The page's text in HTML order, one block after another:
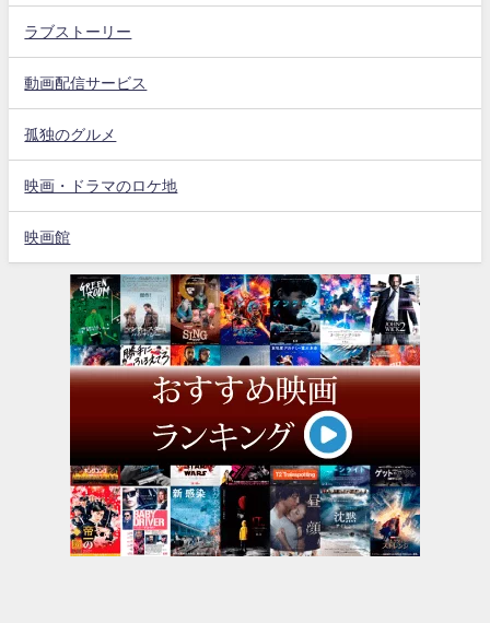
ラブストーリー
動画配信サービス
孤独のグルメ
映画・ドラマのロケ地
映画館